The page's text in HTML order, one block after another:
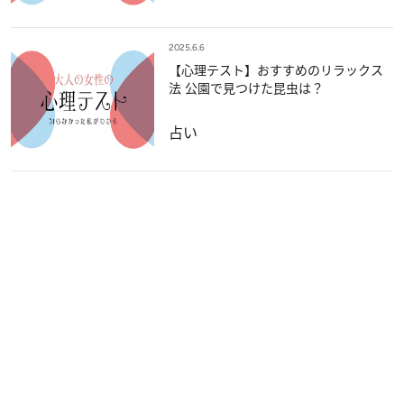
2025.6.6
【心理テスト】おすすめのリラックス
法 公園で見つけた昆虫は？
占い